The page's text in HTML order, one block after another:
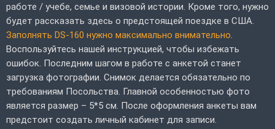
работе / учебе, семье и визовой истории. Кроме того, нужно
будет рассказать здесь о предстоящей поездке в США.
Заполнять DS-160 нужно максимально внимательно
Воспользуйтесь нашей инструкцией, чтобы избежать
ошибок. Последним шагом в работе с анкетой станет
загрузка фотографии. Снимок делается обязательно по
требованиям Посольства. Главной особенностью фото
является размер – 5*5 см. После оформления анкеты вам
предстоит создать личный кабинет для записи.